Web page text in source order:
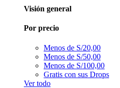
Visión general
Por precio
Menos de S/20,00
Menos de S/50,00
Menos de S/100,00
Gratis con sus Drops
Ver todo